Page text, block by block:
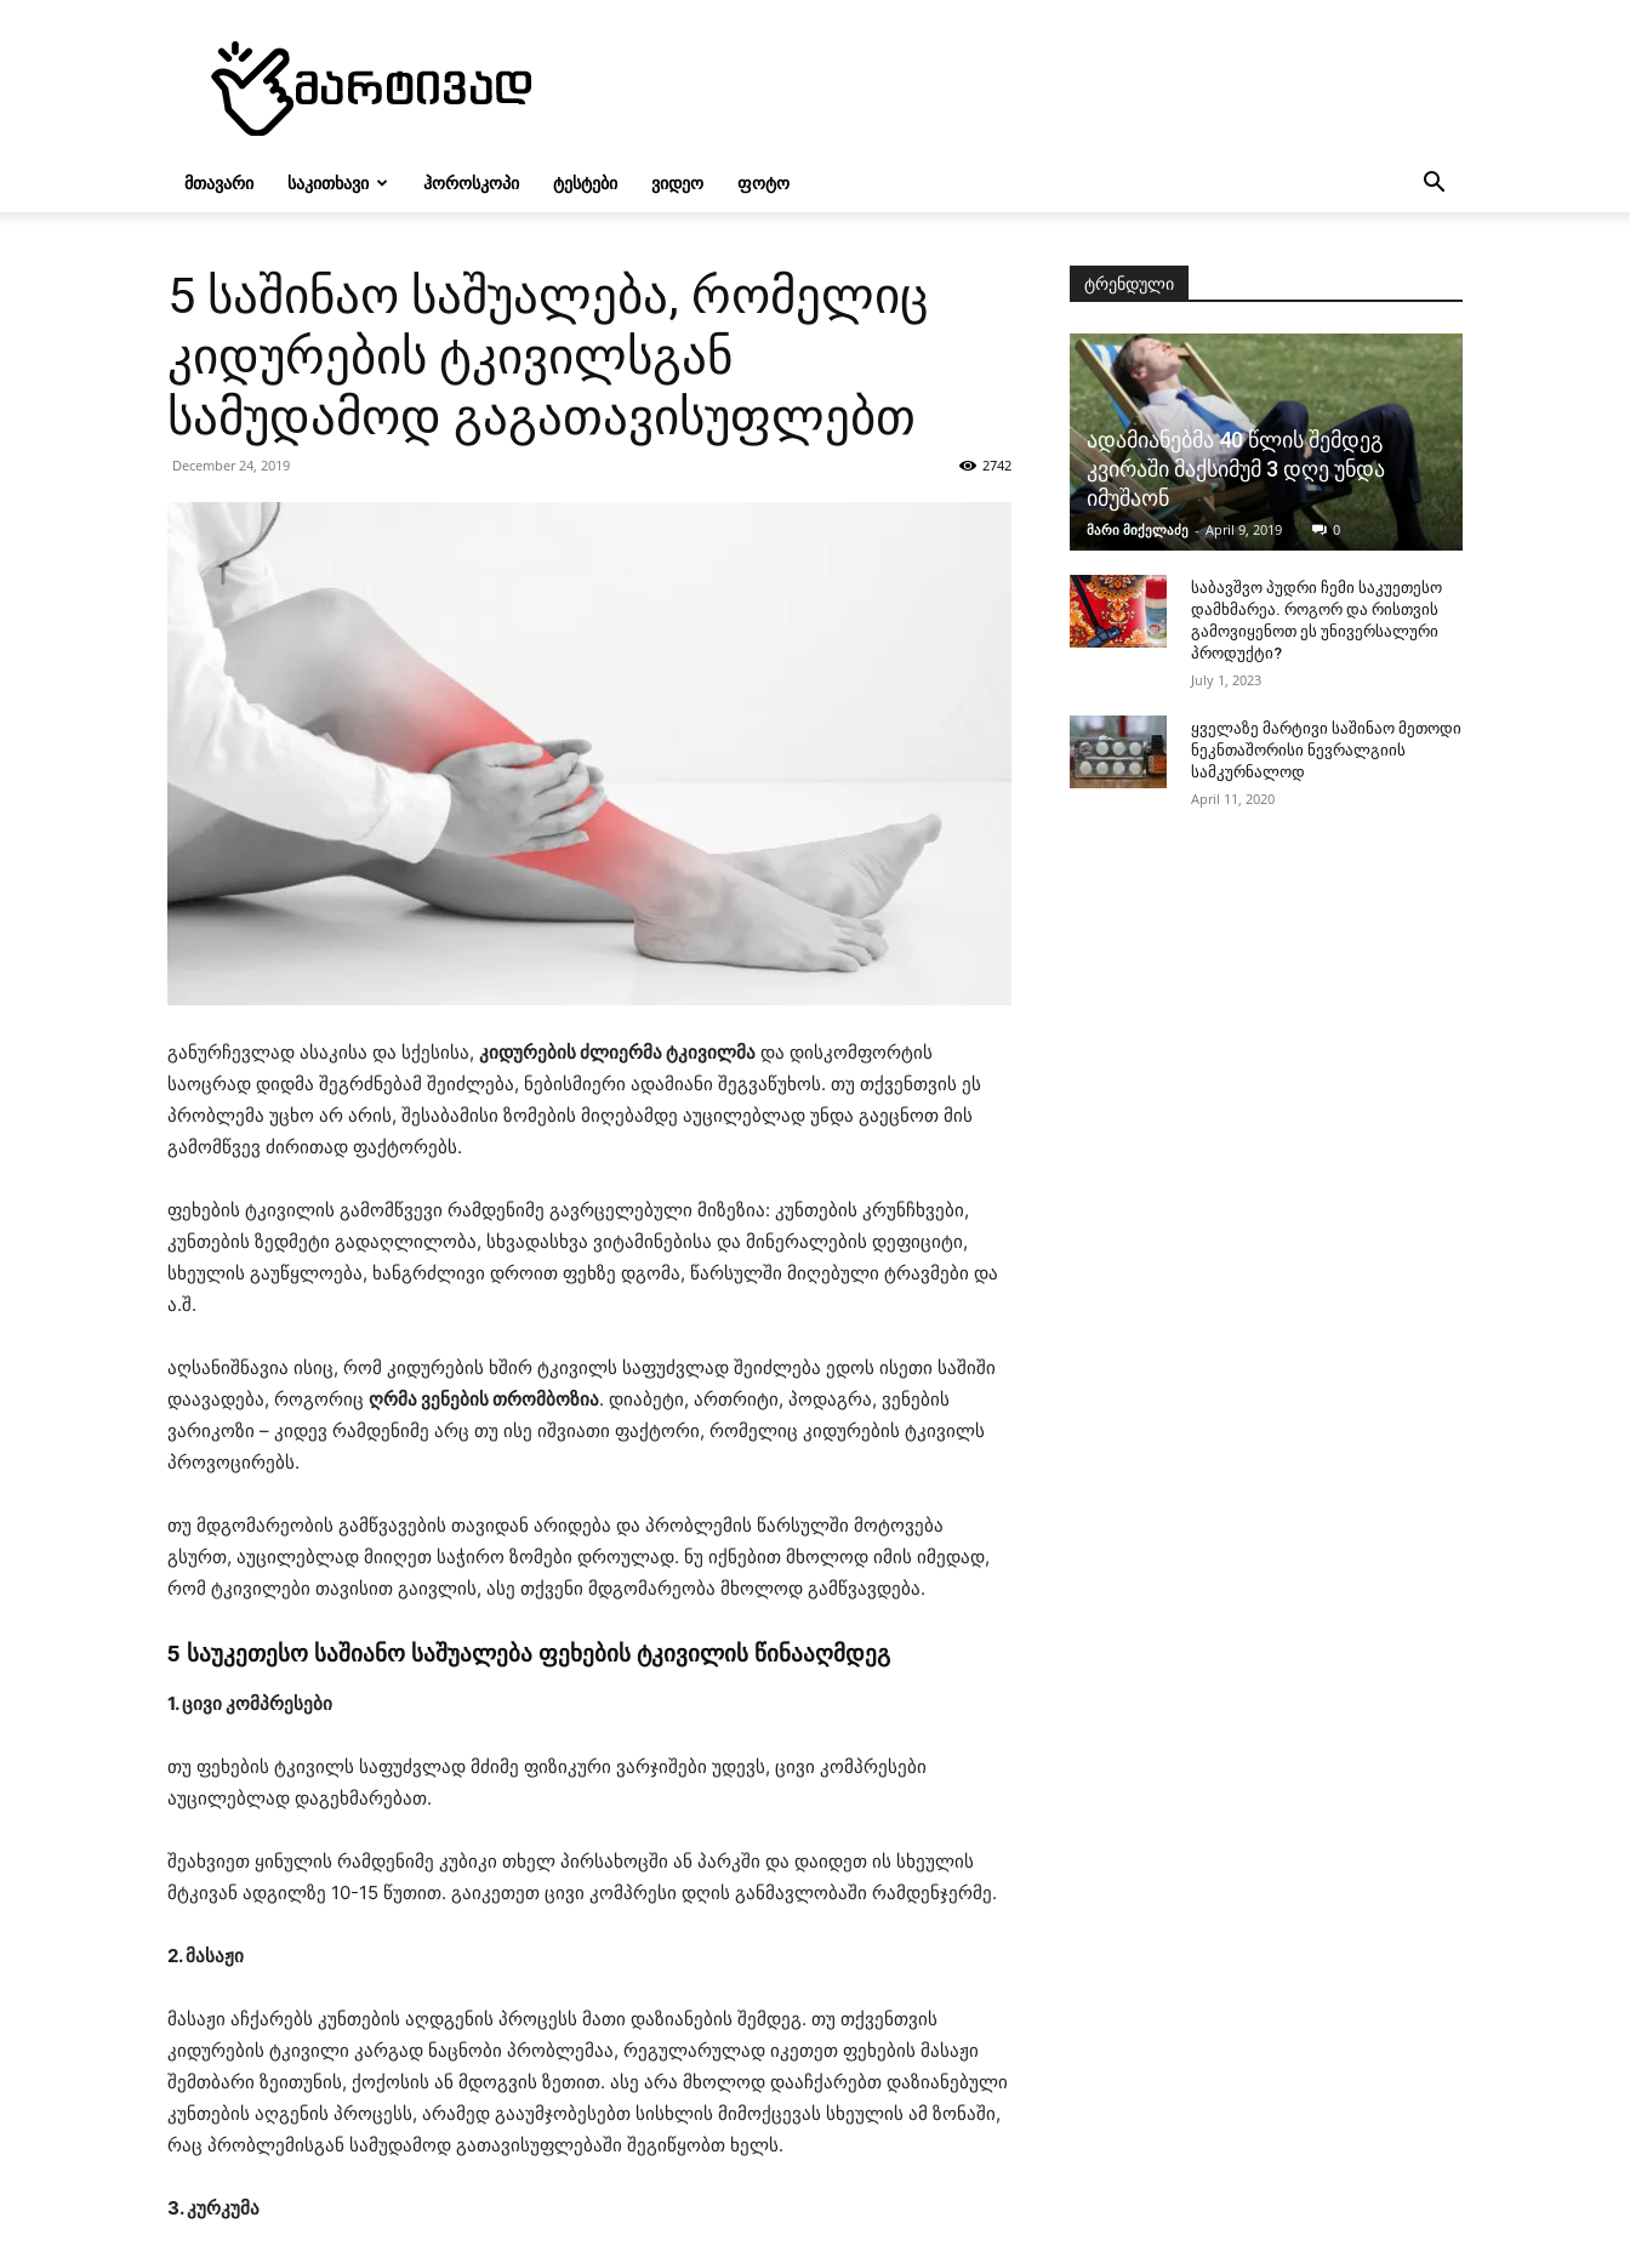
ᲛᲗᲐᲕᲐᲠᲘ ᲡᲐᲙᲘᲗᲮᲐᲕᲘ ᲰᲝᲠᲝᲡᲙᲝᲞᲘ ᲢᲔᲡᲢᲔᲑᲘ ᲕᲘᲓᲔᲝ ᲤᲝᲢᲝ
5 საშინაო საშუალება, რომელიც
კიდურების ტკივილსგან
სამუდამოდ გაგათავისუფლებთ
December 24, 2019 2742
განურჩევლად ასაკისა და სქესისა, კიდურების ძლიერმა ტკივილმა და დისკომფორტის
საოცრად დიდმა შეგრძნებამ შეიძლება, ნებისმიერი ადამიანი შეგვაწუხოს. თუ თქვენთვის ეს
პრობლემა უცხო არ არის, შესაბამისი ზომების მიღებამდე აუცილებლად უნდა გაეცნოთ მის
გამომწვევ ძირითად ფაქტორებს.
ფეხების ტკივილის გამომწვევი რამდენიმე გავრცელებული მიზეზია: კუნთების კრუნჩხვები,
კუნთების ზედმეტი გადაღლილობა, სხვადასხვა ვიტამინებისა და მინერალების დეფიციტი,
სხეულის გაუწყლოება, ხანგრძლივი დროით ფეხზე დგომა, წარსულში მიღებული ტრავმები და
ა.შ.
აღსანიშნავია ისიც, რომ კიდურების ხშირ ტკივილს საფუძვლად შეიძლება ედოს ისეთი საშიში
დაავადება, როგორიც ღრმა ვენების თრომბოზია. დიაბეტი, ართრიტი, პოდაგრა, ვენების
ვარიკოზი – კიდევ რამდენიმე არც თუ ისე იშვიათი ფაქტორი, რომელიც კიდურების ტკივილს
პროვოცირებს.
თუ მდგომარეობის გამწვავების თავიდან არიდება და პრობლემის წარსულში მოტოვება
გსურთ, აუცილებლად მიიღეთ საჭირო ზომები დროულად. ნუ იქნებით მხოლოდ იმის იმედად,
რომ ტკივილები თავისით გაივლის, ასე თქვენი მდგომარეობა მხოლოდ გამწვავდება.
5 საუკეთესო საშიანო საშუალება ფეხების ტკივილის წინააღმდეგ
1. ცივი კომპრესები
თუ ფეხების ტკივილს საფუძვლად მძიმე ფიზიკური ვარჯიშები უდევს, ცივი კომპრესები
აუცილებლად დაგეხმარებათ.
შეახვიეთ ყინულის რამდენიმე კუბიკი თხელ პირსახოცში ან პარკში და დაიდეთ ის სხეულის
მტკივან ადგილზე 10-15 წუთით. გაიკეთეთ ცივი კომპრესი დღის განმავლობაში რამდენჯერმე.
2. მასაჟი
მასაჟი აჩქარებს კუნთების აღდგენის პროცესს მათი დაზიანების შემდეგ. თუ თქვენთვის
კიდურების ტკივილი კარგად ნაცნობი პრობლემაა, რეგულარულად იკეთეთ ფეხების მასაჟი
შემთბარი ზეითუნის, ქოქოსის ან მდოგვის ზეთით. ასე არა მხოლოდ დააჩქარებთ დაზიანებული
კუნთების აღგენის პროცესს, არამედ გააუმჯობესებთ სისხლის მიმოქცევას სხეულის ამ ზონაში,
რაც პრობლემისგან სამუდამოდ გათავისუფლებაში შეგიწყობთ ხელს.
3. კურკუმა
ტრენდული
ადამიანებმა 40 წლის შემდეგ
კვირაში მაქსიმუმ 3 დღე უნდა
იმუშაონ
მარი მიქელაძე - April 9, 2019 0
საბავშვო პუდრი ჩემი საკუეთესო
დამხმარეა. როგორ და რისთვის
გამოვიყენოთ ეს უნივერსალური
პროდუქტი?
July 1, 2023
ყველაზე მარტივი საშინაო მეთოდი
ნეკნთაშორისი ნევრალგიის
სამკურნალოდ
April 11, 2020